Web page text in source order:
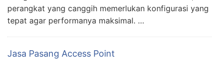
perangkat yang canggih memerlukan konfigurasi yang
tepat agar performanya maksimal. …
Jasa Pasang Access Point